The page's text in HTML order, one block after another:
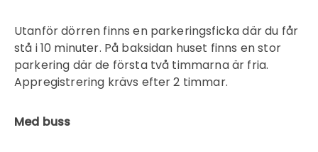
Utanför dörren finns en parkeringsficka där du får
stå i 10 minuter. På baksidan huset finns en stor
parkering där de första två timmarna är fria.
Appregistrering krävs efter 2 timmar.
Med buss